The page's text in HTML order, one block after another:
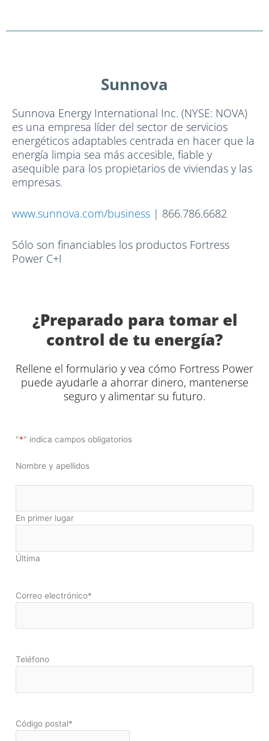
Sunnova
Sunnova Energy International Inc. (NYSE: NOVA)
es una empresa líder del sector de servicios
energéticos adaptables centrada en hacer que la
energía limpia sea más accesible, fiable y
asequible para los propietarios de viviendas y las
empresas.
www.sunnova.com/business | 866.786.6682
Sólo son financiables los productos Fortress
Power C+I
¿Preparado para tomar el
control de tu energía?
Rellene el formulario y vea cómo Fortress Power
puede ayudarle a ahorrar dinero, mantenerse
seguro y alimentar su futuro.
"*" indica campos obligatorios
Nombre y apellidos
En primer lugar
Última
Correo electrónico*
Teléfono
Código postal*